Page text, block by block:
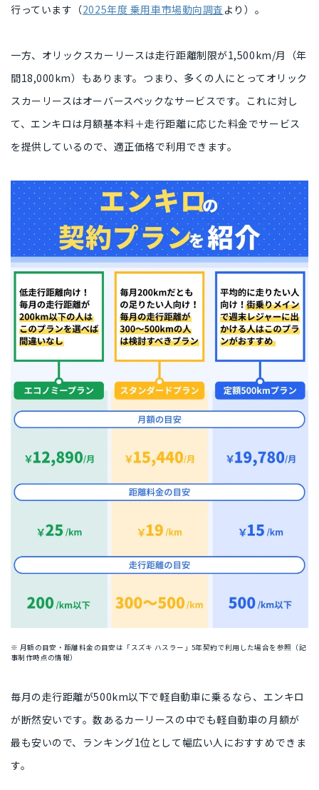
行っています（2025年度 乗用車市場動向調査 より）。
一方、オリックスカーリースは走行距離制限が1,500km/月（年
間18,000km） もあります。つまり、多くの人にとってオリック
スカーリースはオーバースペックなサービスです。これに対し
て、エンキロは月額基本料＋走行距離に応じた料金でサービス
を提供しているので、適正価格で利用できます。
※ 月額の目安・距離料金の目安は「スズキ ハスラー」5年契約で利用した場合を参照（記
事制作時点の情報）
毎月の走行距離が500km以下で軽自動車に乗るなら、エンキロ
が断然安いです。数あるカーリースの中でも軽自動車の月額が
最も安いので、ランキング1位として 幅広い人におすすめ できま
す。